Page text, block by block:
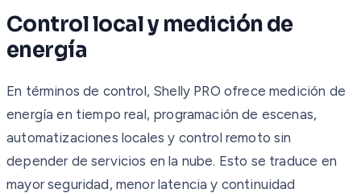
Control local y medición de
energía
En términos de control, Shelly PRO ofrece medición de
energía en tiempo real, programación de escenas,
automatizaciones locales y control remoto sin
depender de servicios en la nube. Esto se traduce en
mayor seguridad, menor latencia y continuidad